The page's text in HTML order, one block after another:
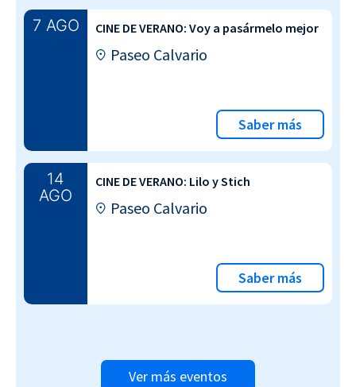
7 AGO CINE DE VERANO: Voy a pasármelo mejor
Paseo Calvario
Saber más
14
AGO
CINE DE VERANO: Lilo y Stich
Paseo Calvario
Saber más
Ver más eventos